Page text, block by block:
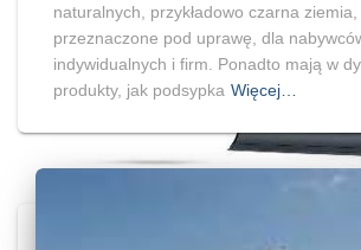
naturalnych, przykładowo czarna
przeznaczone pod uprawę, dla
indywidualnych i firm. Ponadto mają w
produkty, jak podsypka Więcej…